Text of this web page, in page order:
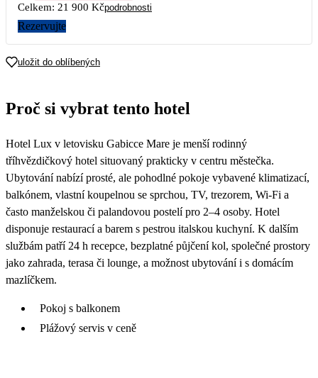
10 11 12
17 18 19 20 21 22 23
Celkem: 21 900 Kčpodrobnosti
Rezervujte
uložit do oblíbených
Proč si vybrat tento hotel
Hotel Lux v letovisku Gabicce Mare je menší rodinný
tříhvězdičkový hotel situovaný prakticky v centru městečka.
Ubytování nabízí prosté, ale pohodlné pokoje vybavené klimatizací,
balkónem, vlastní koupelnou se sprchou, TV, trezorem, Wi-Fi a
často manželskou či palandovou postelí pro 2–4 osoby. Hotel
disponuje restaurací a barem s pestrou italskou kuchyní. K dalším
službám patří 24 h recepce, bezplatné půjčení kol, společné prostory
jako zahrada, terasa či lounge, a možnost ubytování i s domácím
mazlíčkem.
Pokoj s balkonem
Plážový servis v ceně